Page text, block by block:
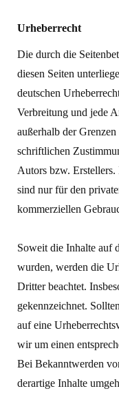
Urheberrecht
Die durch die
diesen Seiten
deutschen
Verbreitung und jede
außerhalb der
schriftlichen
Autors bzw.
sind nur für den
kommerziellen
Soweit die Inhalte auf
wurden, werden die
Dritter beachtet.
gekennzeichnet.
auf eine
wir um einen
Bei Bekanntwerden
derartige Inhalte